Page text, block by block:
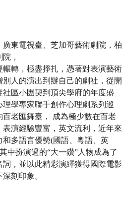
東電視臺、芝加哥藝術劇院，柏
，
轉，極盡掙扎，憑著對表演藝術
人的演出到辦自己的劇社，從開
區小團契到頂尖學府的年度盛
學專家聯手創作心理劇系列巡
老匯舞臺， 成為極少數在百老
演經驗豐富，英文流利，近年來
多語言優勢(國語、粵語、英
中扮演過的“大一鑽”人物成為了
，並以此精彩演繹獲得國際電影
刻印象。